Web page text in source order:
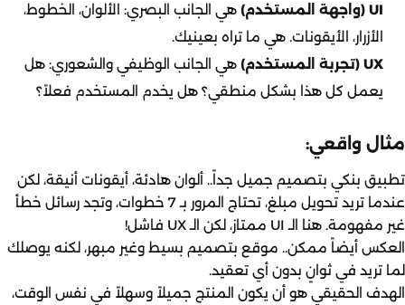
UI (واجهة المستخدم)
هي الجانب البصري: الألوان، الخطوط،
الأزرار، الأيقونات. هي ما تراه بعينيك.
UX (تجربة المستخدم)
هي الجانب الوظيفي والشعوري: هل
يعمل كل هذا بشكل منطقي؟ هل يخدم المستخدم فعلاً؟
مثال واقعي:
تطبيق بنكي بتصميم جميل جداً.. ألوان هادئة، أيقونات أنيقة، لكن
عندما تريد تحويل مبلغ، تحتاج المرور بـ 7 خطوات، وتجد رسائل خطأ
غير مفهومة. هنا الـ UI ممتاز، لكن الـ UX فاشل!
العكس أيضاً ممكن.. موقع بتصميم بسيط وغير مبهر، لكنه يوصلك
لما تريد في ثوانٍ بدون أي تعقيد.
الهدف الحقيقي هو أن يكون المنتج جميلاً وسهلاً في نفس الوقت،